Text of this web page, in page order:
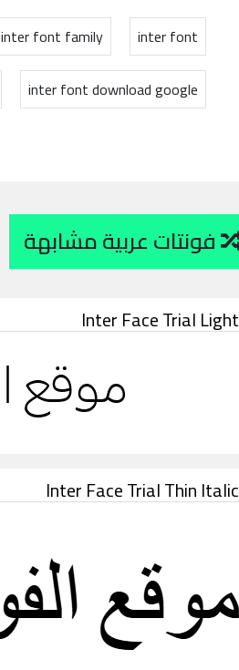
inter font
inter font family
inter font download google
Inter Face Trial Light
Inter Face Trial Thin Italic